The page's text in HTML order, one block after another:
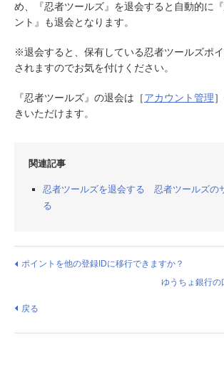
め、『忍者ツールズ』を退会すると自動的に
ント』も退会となります。
※退会すると、保有している忍者ツールズポ
されますのでお気を付けください。
『忍者ツールズ』の退会は［アカウント管理
きいただけます。
関連記事
忍者ツールズを退会する 忍者ツールズの
る
ポイントを他の登録IDに移行できますか？
ゆうちょ銀行の
戻る